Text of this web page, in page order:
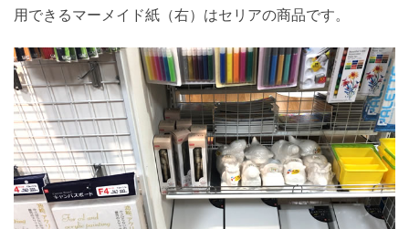
用できるマーメイド紙（右）はセリアの商品です。